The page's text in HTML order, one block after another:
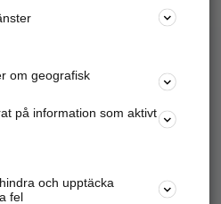
företaget
igång och annonsera mot
nära dig.
Populära sökningar
om geografisk
på information som aktivt
och upptäcka
fel